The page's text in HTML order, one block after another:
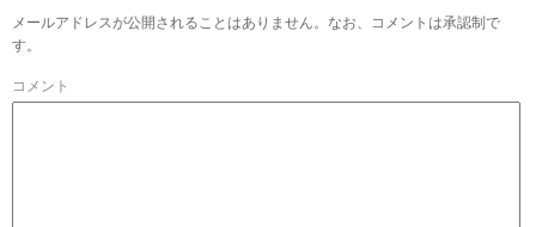
メールアドレスが公開されることはありません。なお、コメントは承認制で
す。
コメント